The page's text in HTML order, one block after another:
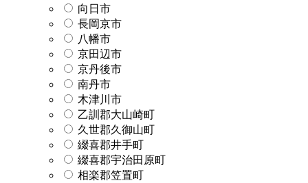
向日市
長岡京市
八幡市
京田辺市
京丹後市
南丹市
木津川市
乙訓郡大山崎町
久世郡久御山町
綴喜郡井手町
綴喜郡宇治田原町
相楽郡笠置町